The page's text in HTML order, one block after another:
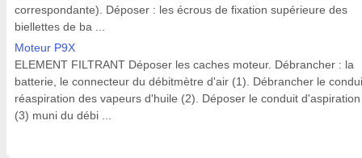
correspondante). Déposer : les écrous de fixation supérieure des
biellettes de ba ...
Moteur P9X
ELEMENT FILTRANT Déposer les caches moteur. Débrancher : la
batterie, le connecteur du débitmètre d'air (1). Débrancher le
réaspiration des vapeurs d'huile (2). Déposer le conduit
(3) muni du débi ...